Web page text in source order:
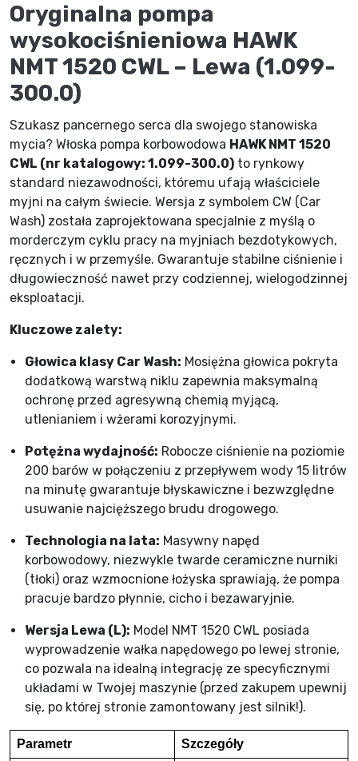
Oryginalna pompa
wysokociśnieniowa HAWK
NMT 1520 CWL – Lewa (1.099-
300.0)
Szukasz pancernego serca dla swojego stanowiska
mycia? Włoska pompa korbowodowa HAWK NMT 1520
CWL (nr katalogowy: 1.099-300.0) to rynkowy
standard niezawodności, któremu ufają właściciele
myjni na całym świecie. Wersja z symbolem CW (Car
Wash) została zaprojektowana specjalnie z myślą o
morderczym cyklu pracy na myjniach bezdotykowych,
ręcznych i w przemyśle. Gwarantuje stabilne ciśnienie i
długowieczność nawet przy codziennej, wielogodzinnej
eksploatacji.
Kluczowe zalety:
Głowica klasy Car Wash: Mosiężna głowica pokryta
dodatkową warstwą niklu zapewnia maksymalną
ochronę przed agresywną chemią myjącą,
utlenianiem i wżerami korozyjnymi.
Potężna wydajność: Robocze ciśnienie na poziomie
200 barów w połączeniu z przepływem wody 15 litrów
na minutę gwarantuje błyskawiczne i bezwzględne
usuwanie najcięższego brudu drogowego.
Technologia na lata: Masywny napęd
korbowodowy, niezwykle twarde ceramiczne nurniki
(tłoki) oraz wzmocnione łożyska sprawiają, że pompa
pracuje bardzo płynnie, cicho i bezawaryjnie.
Wersja Lewa (L): Model NMT 1520 CWL posiada
wyprowadzenie wałka napędowego po lewej stronie,
co pozwala na idealną integrację ze specyficznymi
układami w Twojej maszynie (przed zakupem upewnij
się, po której stronie zamontowany jest silnik!).
Parametr Szczegóły